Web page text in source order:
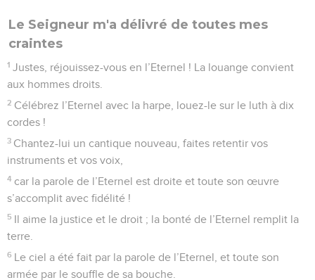
Le Seigneur m'a délivré de toutes mes
craintes
1 Justes, réjouissez-vous en l’Eternel ! La louange convient
aux hommes droits.
2 Célébrez l’Eternel avec la harpe, louez-le sur le luth à dix
cordes !
3 Chantez-lui un cantique nouveau, faites retentir vos
instruments et vos voix,
4 car la parole de l’Eternel est droite et toute son œuvre
s’accomplit avec fidélité !
5 Il aime la justice et le droit ; la bonté de l’Eternel remplit la
terre.
6 Le ciel a été fait par la parole de l’Eternel, et toute son
armée par le souffle de sa bouche.